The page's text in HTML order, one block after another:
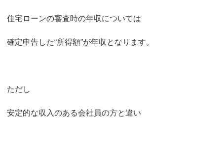
住宅ローンの審査時の年収については
確定申告した“所得額”が年収となります。
ただし
安定的な収入のある会社員の方と違い